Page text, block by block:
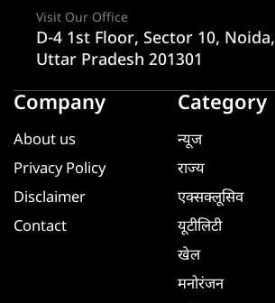
Visit Our Office
D-4 1st Floor, Sector 10, Noida,
Uttar Pradesh 201301
Company
About us
Privacy Policy
Disclaimer
Contact
Category
न्यूज
राज्य
एक्सक्लूसिव
यूटीलिटी
खेल
मनोरंजन